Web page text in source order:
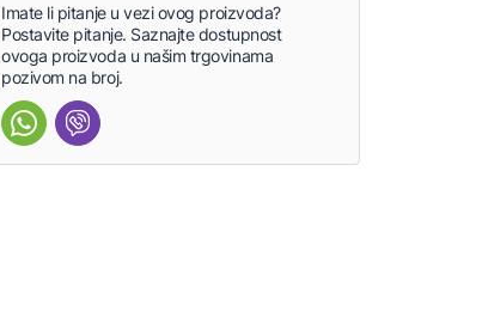
Imate li pitanje u vezi ovog proizvoda?
Postavite pitanje. Saznajte dostupnost
ovoga proizvoda u našim trgovinama
pozivom na broj.